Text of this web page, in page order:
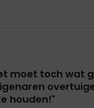
moet toch wat
houden!"